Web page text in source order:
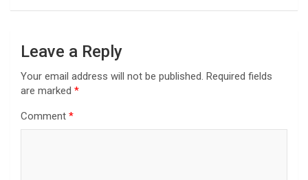
Leave a Reply
Your email address will not be published. Required fields
are marked *
Comment *